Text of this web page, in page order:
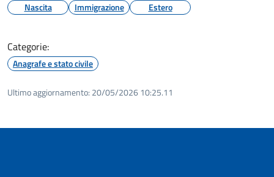
Nascita Immigrazione Estero
Categorie:
Anagrafe e stato civile
Ultimo aggiornamento: 20/05/2026 10:25.11